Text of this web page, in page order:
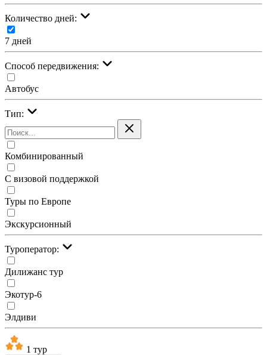
Количество дней:
7 дней
Cпособ передвижения:
Автобус
Тип:
Комбинированный
С визовой поддержкой
Туры по Европе
Экскурсионный
Туроператор:
Дилижанс тур
Экотур-6
Элдиви
1 тур